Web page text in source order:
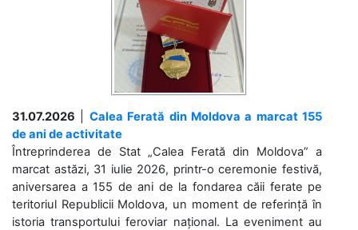
31.07.2026
Calea Ferată din Moldova a marcat 155
de ani de activitate
Întreprinderea de Stat „Calea Ferată din Moldova” a
marcat astăzi, 31 iulie 2026, printr-o ceremonie festivă,
aniversarea a 155 de ani de la fondarea căii ferate pe
teritoriul Republicii Moldova, un moment de referință în
istoria transportului feroviar național. La eveniment au